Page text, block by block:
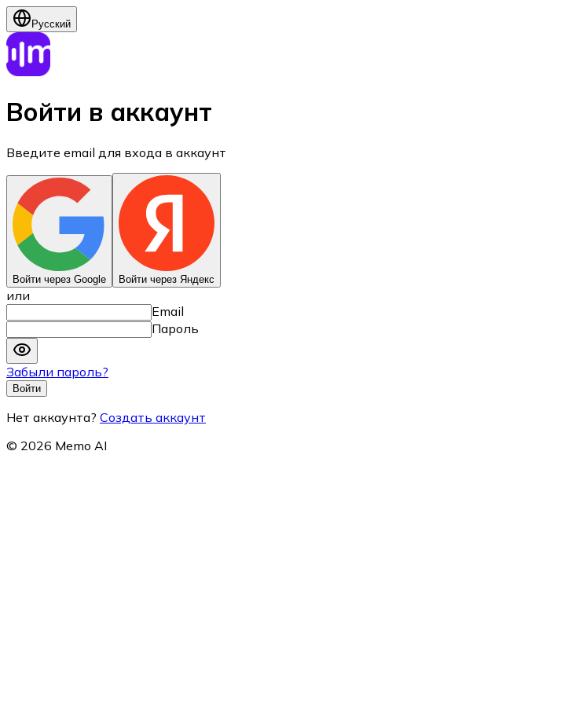
Русский
Войти в аккаунт
Введите email для входа в аккаунт
Войти через Google Войти через Яндекс
или
Email
Пароль
Забыли пароль?
Войти
Нет аккаунта? Создать аккаунт
© 2026 Memo AI